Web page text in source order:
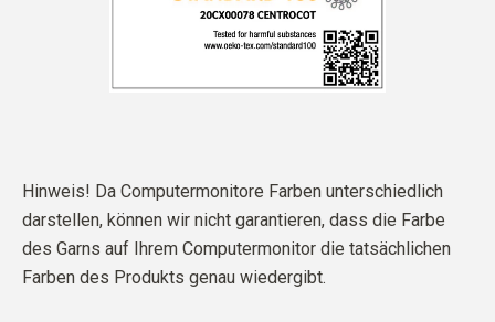
Hinweis! Da Computermonitore Farben unterschiedlich
darstellen, können wir nicht garantieren, dass die Farbe
des Garns auf Ihrem Computermonitor die tatsächlichen
Farben des Produkts genau wiedergibt.